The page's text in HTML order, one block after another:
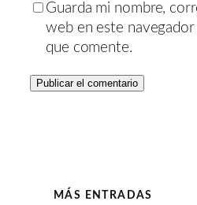
Guarda mi nombre,
web en este
que comente.
MÁS ENTRADAS